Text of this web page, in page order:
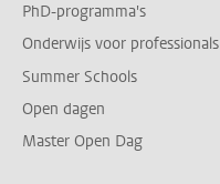
PhD-programma's
Onderwijs voor professionals
Summer Schools
Open dagen
Master Open Dag